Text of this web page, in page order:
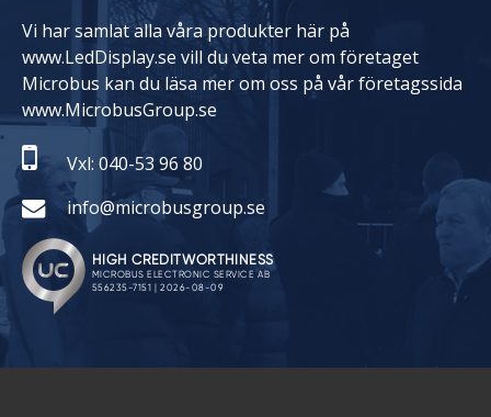
Vi har samlat alla våra produkter här på
www.LedDisplay.se vill du veta mer om företaget
Microbus kan du läsa mer om oss på vår företagssida
www.MicrobusGroup.se
Vxl: 040-53 96 80
info@microbusgroup.se